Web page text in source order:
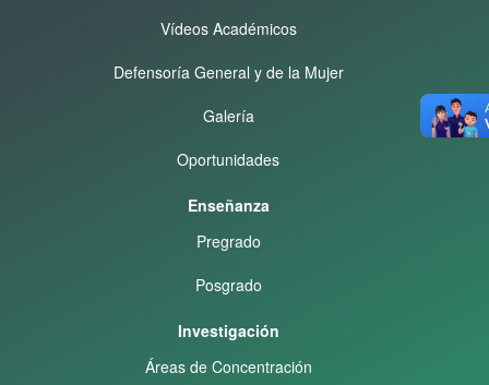
Vídeos Académicos
Defensoría General y de la Mujer
Galería
Oportunidades
Enseñanza
Pregrado
Posgrado
Investigación
Áreas de Concentración